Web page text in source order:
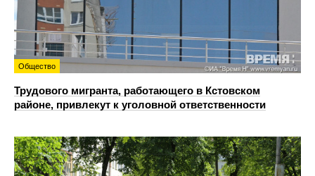
Общество
Трудового мигранта, работающего в Кстовском
районе, привлекут к уголовной ответственности